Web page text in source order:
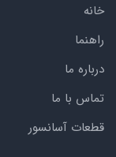
خانه
راهنما
درباره ما
تماس با ما
قطعات آسانسور